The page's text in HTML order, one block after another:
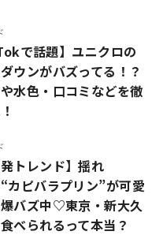
で話題】ユニクロの
ウンがバズってる！？
水色・口コミなどを徹
発トレンド】揺れ
カピバラプリン”が可愛
バズ中♡東京・新大久
べられるって本当？